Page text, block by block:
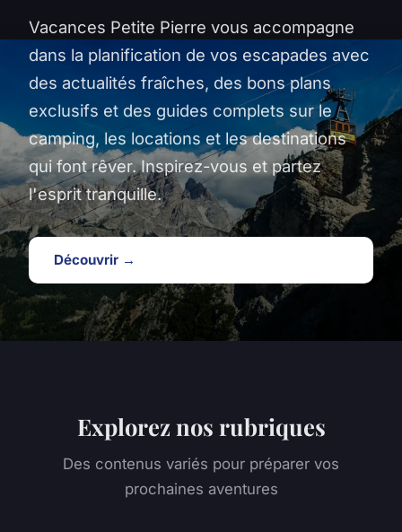
Vacances Petite Pierre vous accompagne
dans la planification de vos escapades avec
des actualités fraîches, des bons plans
exclusifs et des guides complets sur le
camping, les locations et les destinations
qui font rêver. Inspirez-vous et partez
l'esprit tranquille.
Découvrir →
Explorez nos rubriques
Des contenus variés pour préparer vos
prochaines aventures